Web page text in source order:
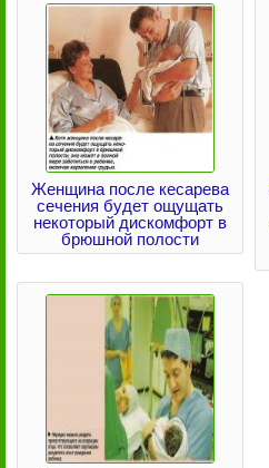
Женщина после кесарева
сечения будет ощущать
некоторый дискомфорт в
брюшной полости